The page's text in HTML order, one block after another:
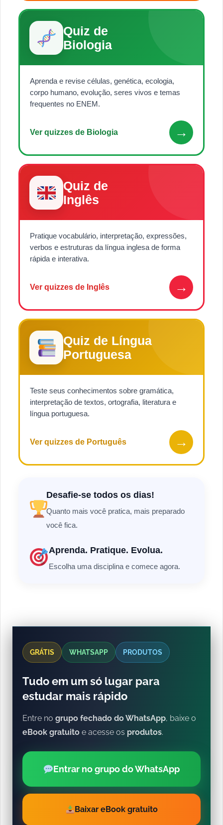
Quiz de
Biologia
Aprenda e revise células, genética, ecologia,
corpo humano, evolução, seres vivos e temas
frequentes no ENEM.
Ver quizzes de Biologia →
Quiz de
Inglês
Pratique vocabulário, interpretação, expressões,
verbos e estruturas da língua inglesa de forma
rápida e interativa.
Ver quizzes de Inglês →
Quiz de Língua
Portuguesa
Teste seus conhecimentos sobre gramática,
interpretação de textos, ortografia, literatura e
língua portuguesa.
Ver quizzes de Português →
Desafie-se todos os dias!
Quanto mais você pratica, mais preparado
você fica.
Aprenda. Pratique. Evolua.
Escolha uma disciplina e comece agora.
GRÁTIS WHATSAPP PRODUTOS
Tudo em um só lugar para
estudar mais rápido
Entre no grupo fechado do WhatsApp, baixe o
eBook gratuito e acesse os produtos.
Entrar no grupo do WhatsApp
Baixar eBook gratuito